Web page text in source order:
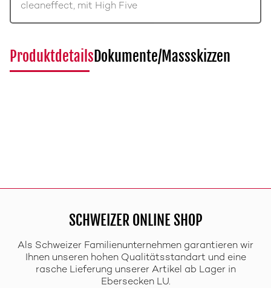
cleaneffect, mit High Five
ProduktdetailsDokumente/Massskizzen
SCHWEIZER ONLINE SHOP
Als Schweizer Familienunternehmen garantieren wir
Ihnen unseren hohen Qualitätsstandart und eine
rasche Lieferung unserer Artikel ab Lager in
Ebersecken LU.